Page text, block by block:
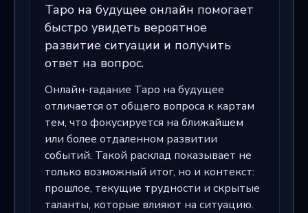
Таро на будущее онлайн помогает
быстро увидеть вероятное
развитие ситуации и получить
ответ на вопрос.
Онлайн-гадание Таро на будущее
отличается от общего вопроса к картам
тем, что фокусируется на ближайшем
или более отдаленном развитии
событий. Такой расклад показывает не
только возможный итог, но и контекст:
прошлое, текущие трудности и скрытые
таланты, которые влияют на ситуацию.